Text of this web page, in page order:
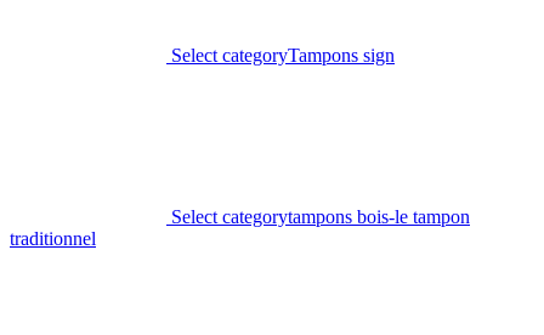
Select categoryTampons sign
Select categorytampons bois-le tampon
traditionnel